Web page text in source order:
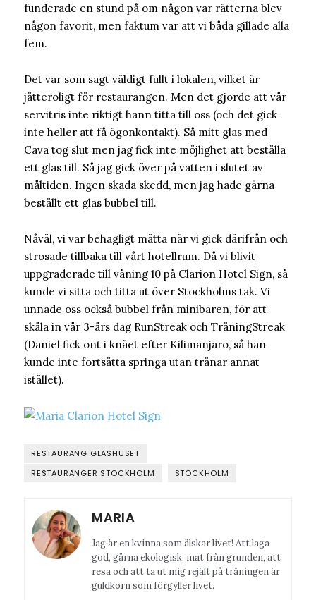
funderade en stund på om någon var rätterna blev
någon favorit, men faktum var att vi båda gillade alla
fem.
Det var som sagt väldigt fullt i lokalen, vilket är
jätteroligt för restaurangen. Men det gjorde att vår
servitris inte riktigt hann titta till oss (och det gick
inte heller att få ögonkontakt). Så mitt glas med
Cava tog slut men jag fick inte möjlighet att beställa
ett glas till. Så jag gick över på vatten i slutet av
måltiden. Ingen skada skedd, men jag hade gärna
beställt ett glas bubbel till.
Nåväl, vi var behagligt mätta när vi gick därifrån och
strosade tillbaka till vårt hotellrum. Då vi blivit
uppgraderade till våning 10 på Clarion Hotel Sign, så
kunde vi sitta och titta ut över Stockholms tak. Vi
unnade oss också bubbel från minibaren, för att
skåla in vår 3-års dag RunStreak och TräningStreak
(Daniel fick ont i knäet efter Kilimanjaro, så han
kunde inte fortsätta springa utan tränar annat
istället).
RESTAURANG GLASHUSET
RESTAURANGER STOCKHOLM
STOCKHOLM
MARIA
Jag är en kvinna som älskar livet! Att laga
god, gärna ekologisk, mat från grunden, att
resa och att ta ut mig rejält på träningen är
guldkorn som förgyller livet.